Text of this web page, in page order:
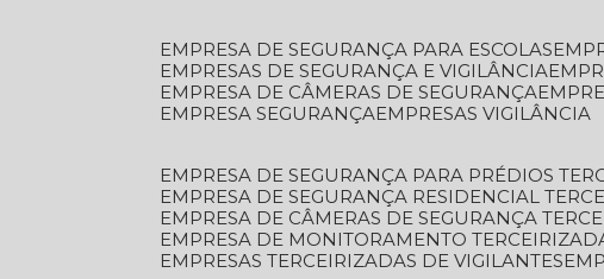
EMPRESA DE SEGURANÇA PARA ESCOLAS
EMPRESAS DE SEGURANÇA E VIGILÂNCIA
EMPRESA DE CÂMERAS DE SEGURANÇA
EMPRESA SEGURANÇA
EMPRESAS VIGILÂNCIA
EMPRESA DE SEGURANÇA PARA PRÉDIOS
EMPRESA DE SEGURANÇA RESIDENCIAL
EMPRESA DE CÂMERAS DE SEGURANÇA
EMPRESA DE MONITORAMENTO
EMPRESAS TERCEIRIZADAS DE VIGILANTES